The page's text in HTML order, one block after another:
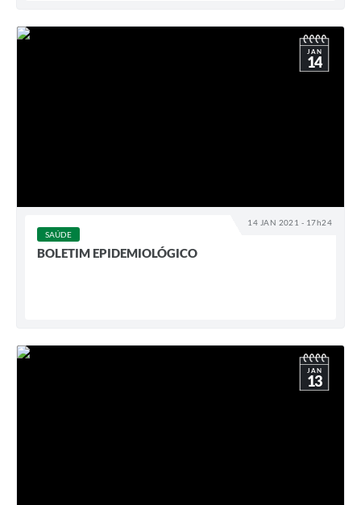
14 JAN 2021 - 17h24
JAN
14
SAÚDE
BOLETIM EPIDEMIOLÓGICO
JAN
13